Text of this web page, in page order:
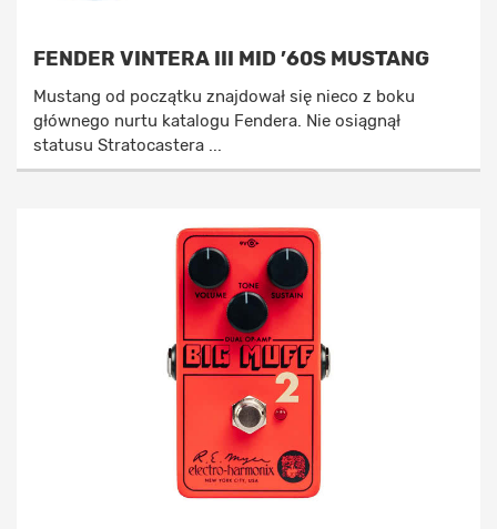
FENDER VINTERA III MID ’60S MUSTANG
Mustang od początku znajdował się nieco z boku
głównego nurtu katalogu Fendera. Nie osiągnął
statusu Stratocastera ...